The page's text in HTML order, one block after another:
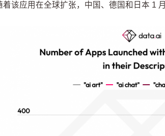
该应用在全球扩张，中国、德国和日本 1